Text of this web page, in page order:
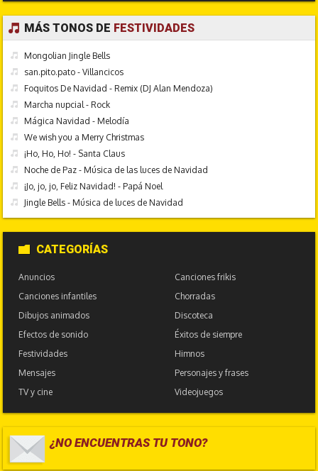
MÁS TONOS DE FESTIVIDADES
Mongolian Jingle Bells
san.pito.pato - Villancicos
Foquitos De Navidad - Remix (DJ Alan Mendoza)
Marcha nupcial - Rock
Mágica Navidad - Melodía
We wish you a Merry Christmas
¡Ho, Ho, Ho! - Santa Claus
Noche de Paz - Música de las luces de Navidad
¡Jo, jo, jo, Feliz Navidad! - Papá Noel
Jingle Bells - Música de luces de Navidad
CATEGORÍAS
Anuncios
Canciones frikis
Canciones infantiles
Chorradas
Dibujos animados
Discoteca
Efectos de sonido
Éxitos de siempre
Festividades
Himnos
Mensajes
Personajes y frases
TV y cine
Videojuegos
¿NO ENCUENTRAS TU TONO?